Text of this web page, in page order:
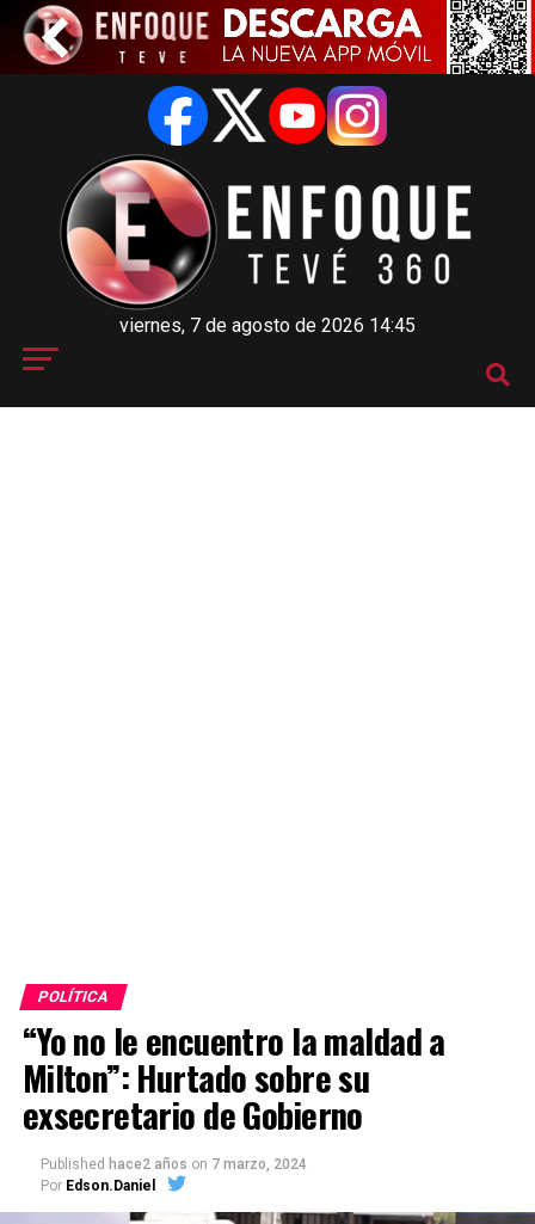
viernes, 7 de agosto de 2026 14:45
POLÍTICA
“Yo no le encuentro la maldad a
Milton”: Hurtado sobre su
exsecretario de Gobierno
Published hace2 años on 7 marzo, 2024
Por Edson.Daniel